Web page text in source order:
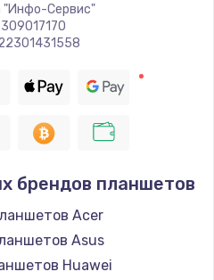
Сервис"
брендов планшетов
Acer
Asus
Huawei